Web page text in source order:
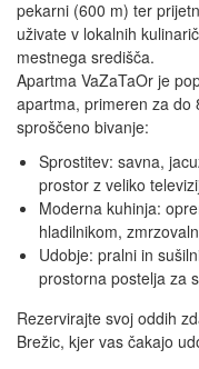
pekarni (600 m) ter
uživate v lokalnih
mestnega središča.
Apartma VaZaTaOr je
apartma, primeren za do
sproščeno bivanje:
Sprostitev: savna,
prostor z veliko
Moderna kuhinja:
hladilnikom,
Udobje: pralni in
prostorna postelja za
Rezervirajte svoj oddih
Brežic, kjer vas čakajo